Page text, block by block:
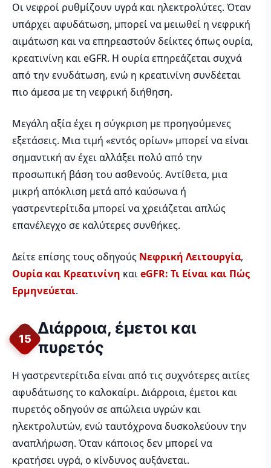
Οι νεφροί ρυθμίζουν υγρά και ηλεκτρολύτες. Όταν
υπάρχει αφυδάτωση, μπορεί να μειωθεί η νεφρική
αιμάτωση και να επηρεαστούν δείκτες όπως ουρία,
κρεατινίνη και eGFR. Η ουρία επηρεάζεται συχνά
από την ενυδάτωση, ενώ η κρεατινίνη συνδέεται
πιο άμεσα με τη νεφρική διήθηση.
Μεγάλη αξία έχει η σύγκριση με προηγούμενες
εξετάσεις. Μια τιμή «εντός ορίων» μπορεί να είναι
σημαντική αν έχει αλλάξει πολύ από την
προσωπική βάση του ασθενούς. Αντίθετα, μια
μικρή απόκλιση μετά από καύσωνα ή
γαστρεντερίτιδα μπορεί να χρειάζεται απλώς
επανέλεγχο σε καλύτερες συνθήκες.
Δείτε επίσης τους οδηγούς Νεφρική Λειτουργία,
Ουρία και Κρεατινίνη καιeGFR: Τι Είναι και Πώς
Ερμηνεύεται.
15
Διάρροια, έμετοι και
πυρετός
Η γαστρεντερίτιδα είναι από τις συχνότερες αιτίες
αφυδάτωσης το καλοκαίρι. Διάρροια, έμετοι και
πυρετός οδηγούν σε απώλεια υγρών και
ηλεκτρολυτών, ενώ ταυτόχρονα δυσκολεύουν την
αναπλήρωση. Όταν κάποιος δεν μπορεί να
κρατήσει υγρά, ο κίνδυνος αυξάνεται.